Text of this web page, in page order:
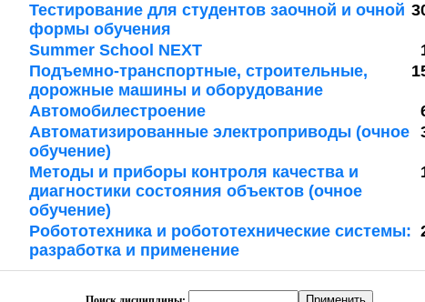
Тестирование для студентов заочной и очной
формы обучения
Summer School NEXT
Подъемно-транспортные, строительные,
дорожные машины и оборудование
Автомобилестроение
Автоматизированные электроприводы (очное
обучение)
Методы и приборы контроля качества и
диагностики состояния объектов (очное
обучение)
Робототехника и робототехнические системы:
разработка и применение